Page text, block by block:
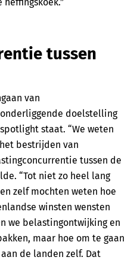
tussen
van
doelstelling
staat. “We weten
bestrijden van
tussen de
“Tot niet zo heel lang
zelf mochten weten hoe
winsten wensten
we belastingontwijking en
maar hoe om te gaan
de landen zelf. Dat